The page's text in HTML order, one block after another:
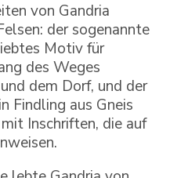
von Gandria
der sogenannte
Motiv für
des Weges
dem Dorf, und der
Findling aus Gneis
Inschriften, die auf